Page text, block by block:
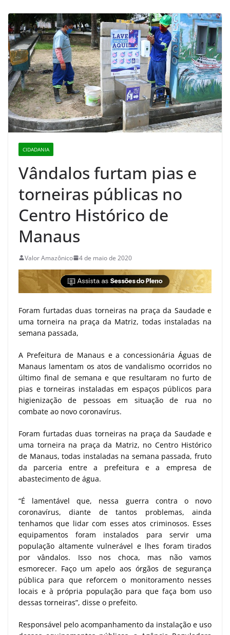
CIDADANIA
Vândalos furtam pias e
torneiras públicas no
Centro Histórico de
Manaus
Valor Amazônico 4 de maio de 2020
Foram furtadas duas torneiras na praça da Saudade e
uma torneira na praça da Matriz, todas instaladas na
semana passada,
A Prefeitura de Manaus e a concessionária Águas de
Manaus lamentam os atos de vandalismo ocorridos no
último final de semana e que resultaram no furto de
pias e torneiras instaladas em espaços públicos para
higienização de pessoas em situação de rua no
combate ao novo coronavírus.
Foram furtadas duas torneiras na praça da Saudade e
uma torneira na praça da Matriz, no Centro Histórico
de Manaus, todas instaladas na semana passada, fruto
da parceria entre a prefeitura e a empresa de
abastecimento de água.
“É lamentável que, nessa guerra contra o novo
coronavírus, diante de tantos problemas, ainda
tenhamos que lidar com esses atos criminosos. Esses
equipamentos foram instalados para servir uma
população altamente vulnerável e lhes foram tirados
por vândalos. Isso nos choca, mas não vamos
esmorecer. Faço um apelo aos órgãos de segurança
pública para que reforcem o monitoramento nesses
locais e à própria população para que faça bom uso
dessas torneiras”, disse o prefeito.
Responsável pelo acompanhamento da instalação e uso